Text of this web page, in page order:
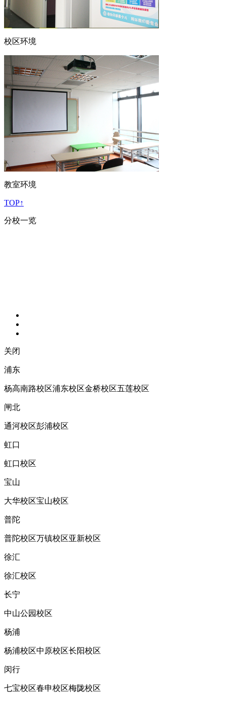
校区环境
教室环境
TOP↑
分校一览
关闭
浦东
杨高南路校区浦东校区金桥校区五莲校区
闸北
通河校区彭浦校区
虹口
虹口校区
宝山
大华校区宝山校区
普陀
普陀校区万镇校区亚新校区
徐汇
徐汇校区
长宁
中山公园校区
杨浦
杨浦校区中原校区长阳校区
闵行
七宝校区春申校区梅陇校区